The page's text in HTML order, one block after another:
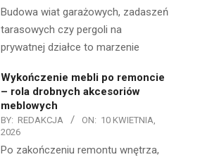
Budowa wiat garażowych, zadaszeń
tarasowych czy pergoli na
prywatnej działce to marzenie
Wykończenie mebli po remoncie
– rola drobnych akcesoriów
meblowych
BY: REDAKCJA ON: 10 KWIETNIA,
2026
Po zakończeniu remontu wnętrza,